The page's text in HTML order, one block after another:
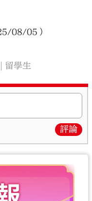
08/05）
留學生
評論